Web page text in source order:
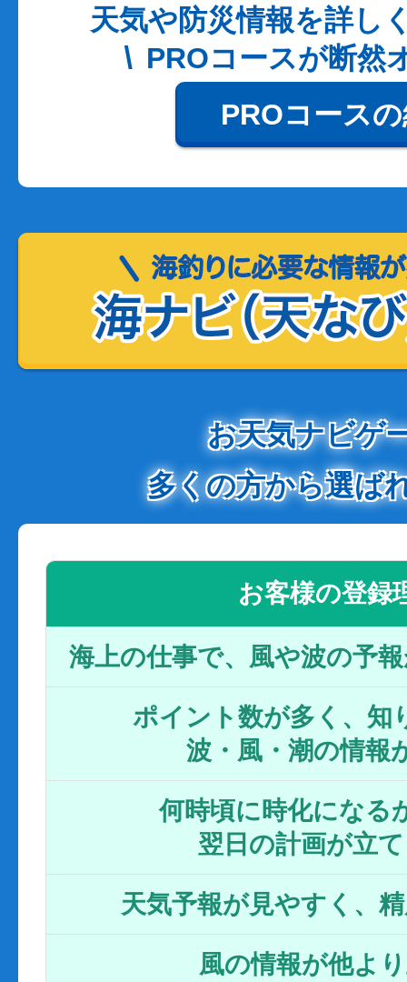
天気や防災情報を詳し
PROコースが断然
PROコース
お天気ナビゲ
多くの方から選ば
お客様の登録
海上の仕事で、風や波の予
ポイント数が多く、知
波・風・潮の情報
何時頃に時化になる
翌日の計画が立
天気予報が見やすく、
風の情報が他よ